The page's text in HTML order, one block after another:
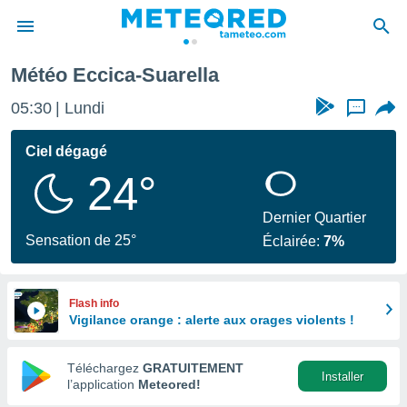
de
Météo Eccica-Suarella
05:30 Lundi ...
Ciel dégagé
24°
Sensation de 25°
Dernier Quartier
Éclairée:7%
Flash info
Vigilance orange : alerte aux orages violents !
Téléchargez GRATUITEMENT
l’application Meteored!
Installer